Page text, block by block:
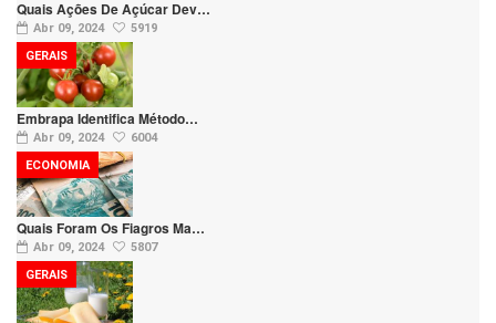
Quais Ações De Açúcar Dev…
Abr 09, 2024 5919
Embrapa Identifica Método…
Abr 09, 2024 6004
GERAIS
Quais Foram Os Fiagros Ma…
Abr 09, 2024 5807
ECONOMIA
GERAIS